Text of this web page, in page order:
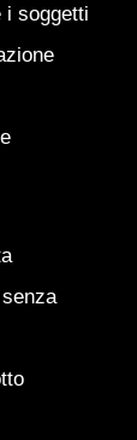
i soggetti